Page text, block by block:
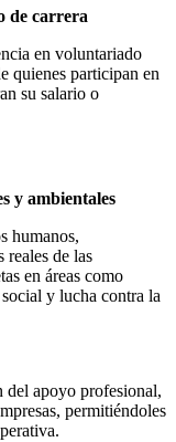
de carrera
en voluntariado
quienes participan en
su salario o
y ambientales
humanos,
reales de las
en áreas como
y lucha contra la
del apoyo profesional,
permitiéndoles